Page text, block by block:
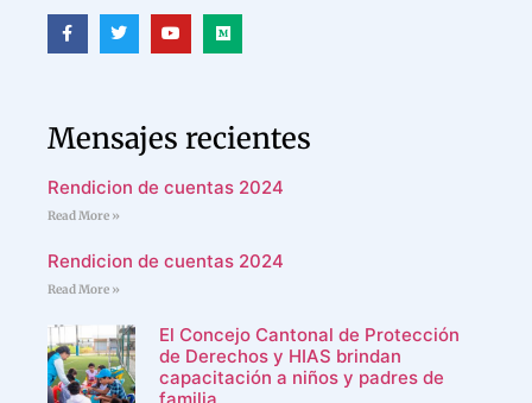
Mensajes recientes
Rendicion de cuentas 2024
Read More »
Rendicion de cuentas 2024
Read More »
El Concejo Cantonal de Protección
de Derechos y HIAS brindan
capacitación a niños y padres de